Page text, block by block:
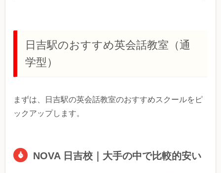
日吉駅のおすすめ英会話教室（通
学型）
まずは、日吉駅の英会話教室のおすすめスクールをピ
ックアップします。
NOVA 日吉校｜大手の中で比較的安い